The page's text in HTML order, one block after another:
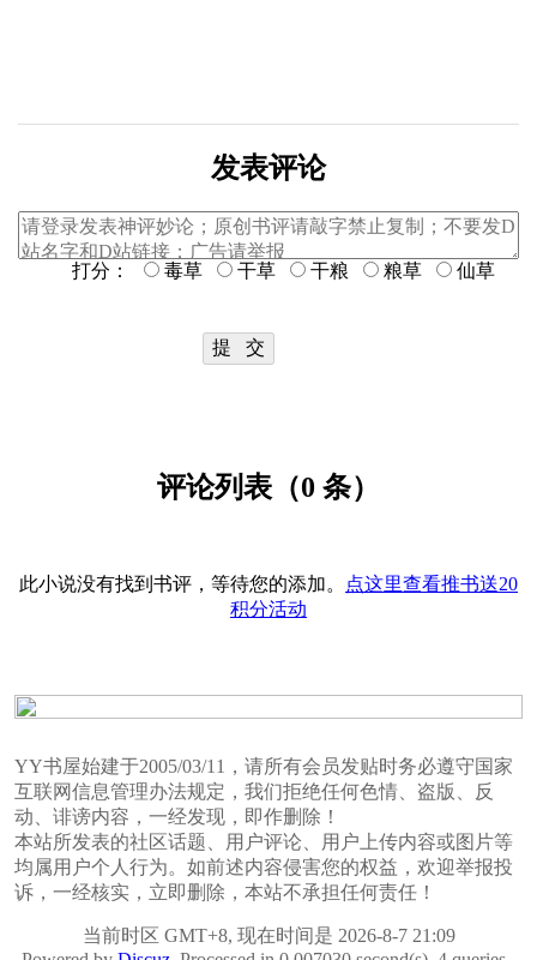
发表评论
打分： 毒草 干草 干粮 粮草 仙草
评论列表（0 条）
此小说没有找到书评，等待您的添加。
点这里查看推书送20
积分活动
YY书屋始建于2005/03/11，请所有会员发贴时务必遵守国家
互联网信息管理办法规定，我们拒绝任何色情、盗版、反
动、诽谤内容，一经发现，即作删除！
本站所发表的社区话题、用户评论、用户上传内容或图片等
均属用户个人行为。如前述内容侵害您的权益，欢迎举报投
诉，一经核实，立即删除，本站不承担任何责任！
当前时区 GMT+8, 现在时间是 2026-8-7 21:09